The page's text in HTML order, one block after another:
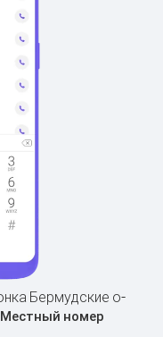
Бермудские о-
Местный номер